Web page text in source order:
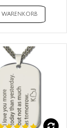
WARENKORB